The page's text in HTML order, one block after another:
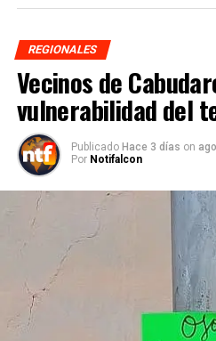
REGIONALES
Vecinos de
vulnerabilidad del
Publicado Hace 3 días on
Por Notifalcon